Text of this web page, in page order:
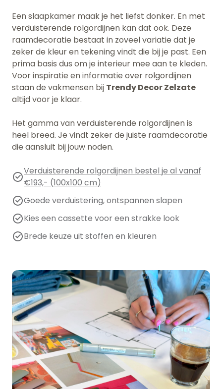
Een slaapkamer maak je het liefst donker. En met
verduisterende rolgordijnen kan dat ook. Deze
raamdecoratie bestaat in zoveel variatie dat je
zeker de kleur en tekening vindt die bij je past. Een
prima basis dus om je interieur mee aan te kleden.
Voor inspiratie en informatie over rolgordijnen
staan de vakmensen bij Trendy Decor Zelzate
altijd voor je klaar.
Het gamma van verduisterende rolgordijnen is
heel breed. Je vindt zeker de juiste raamdecoratie
die aansluit bij jouw noden.
Verduisterende rolgordijnen bestel je al vanaf
€193,- (100x100 cm)
Goede verduistering, ontspannen slapen
Kies een cassette voor een strakke look
Brede keuze uit stoffen en kleuren